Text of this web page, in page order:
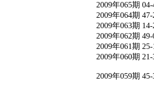
2009年065期
2009年064期
2009年063期
2009年062期
2009年061期
2009年060期
2009年059期